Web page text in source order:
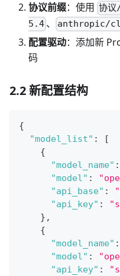
协议前缀：使用 协议
5.4 、 anthropic/
配置驱动：添加新
码
2.2 新配置结构
{
"model_list" :
[
{
"model_name" :
"model" :
"api_base" :
"api_key" :
} ,
{
"model_name" :
"model" :
"api_key" :